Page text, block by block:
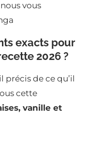
vous
exacts pour
2026 ?
de ce qu’il
cette
vanille et